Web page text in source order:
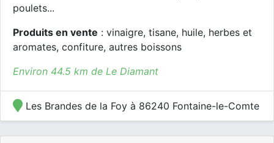
poulets...
Produits en vente : vinaigre, tisane, huile, herbes et
aromates, confiture, autres boissons
Environ 44.5 km de Le Diamant
Les Brandes de la Foy à 86240 Fontaine-le-Comte